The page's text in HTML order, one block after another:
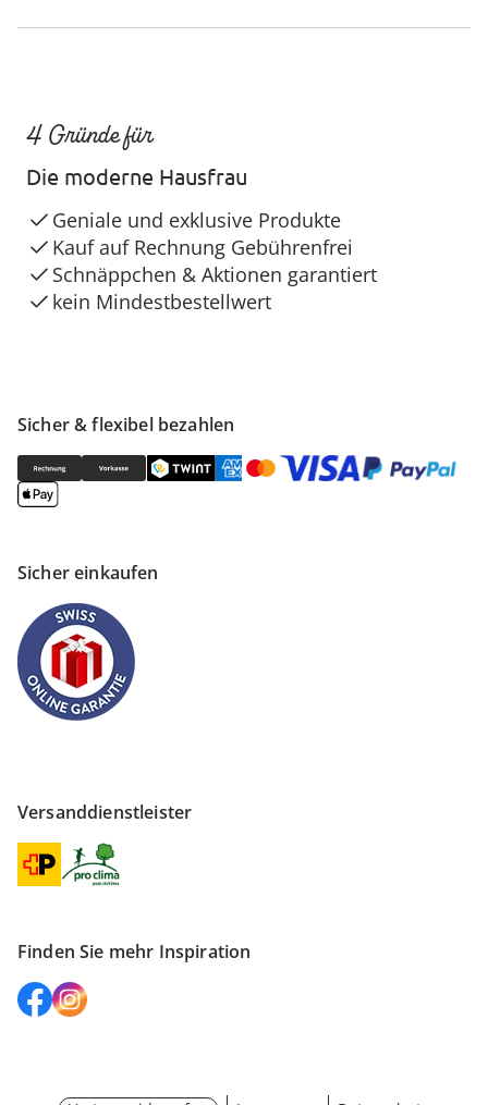
Sicher & flexibel bezahlen
Sicher einkaufen
Versanddienstleister
Finden Sie mehr Inspiration
4 Gründe für
Die moderne Hausfrau
Geniale und exklusive Produkte
Kauf auf Rechnung Gebührenfrei
Schnäppchen & Aktionen garantiert
kein Mindestbestellwert